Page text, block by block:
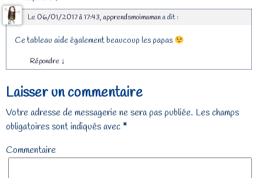
Le 06/01/2017 à 17:43, apprendsmoimamana dit :
Ce tableau aide également beaucoup les papas
Répondre ↓
Laisser un commentaire
Votre adresse de messagerie ne sera pas publiée. Les champs
obligatoires sont indiqués avec *
Commentaire